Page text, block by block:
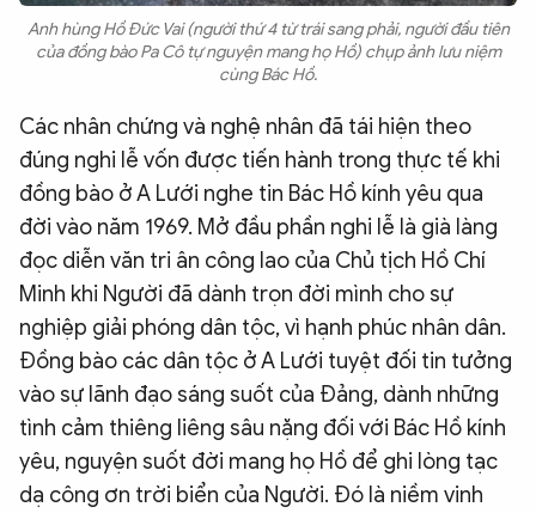
Anh hùng Hồ Đức Vai (người thứ 4 từ trái sang phải, người đầu tiên
của đồng bào Pa Cô tự nguyện mang họ Hồ) chụp ảnh lưu niệm
cùng Bác Hồ.
Các nhân chứng và nghệ nhân đã tái hiện theo
đúng nghi lễ vốn được tiến hành trong thực tế khi
đồng bào ở A Lưới nghe tin Bác Hồ kính yêu qua
đời vào năm 1969. Mở đầu phần nghi lễ là già làng
đọc diễn văn tri ân công lao của Chủ tịch Hồ Chí
Minh khi Người đã dành trọn đời mình cho sự
nghiệp giải phóng dân tộc, vì hạnh phúc nhân dân.
Đồng bào các dân tộc ở A Lưới tuyệt đối tin tưởng
vào sự lãnh đạo sáng suốt của Đảng, dành những
tình cảm thiêng liêng sâu nặng đối với Bác Hồ kính
yêu, nguyện suốt đời mang họ Hồ để ghi lòng tạc
dạ công ơn trời biển của Người. Đó là niềm vinh